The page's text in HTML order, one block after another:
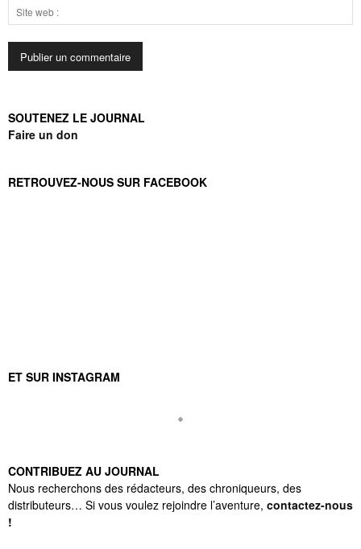
SOUTENEZ LE JOURNAL
Faire un don
RETROUVEZ-NOUS SUR FACEBOOK
ET SUR INSTAGRAM
CONTRIBUEZ AU JOURNAL
Nous recherchons des rédacteurs, des chroniqueurs, des
distributeurs… Si vous voulez rejoindre l’aventure, contactez-nous
!